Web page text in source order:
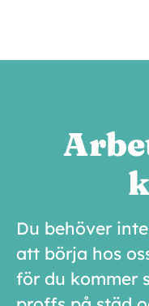
Du behöver
att börja hos
för du kommer